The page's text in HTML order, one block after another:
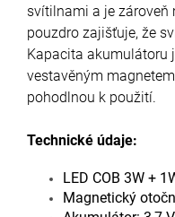
svítilnami a je zároveň
pouzdro zajišťuje, že
Kapacita akumulátoru
vestavěným
pohodlnou k použití.
Technické údaje:
LED COB 3W +
Magnetický